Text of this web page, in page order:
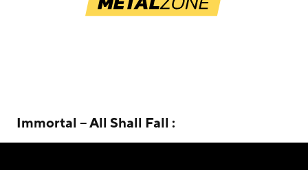
Immortal – All Shall Fall :